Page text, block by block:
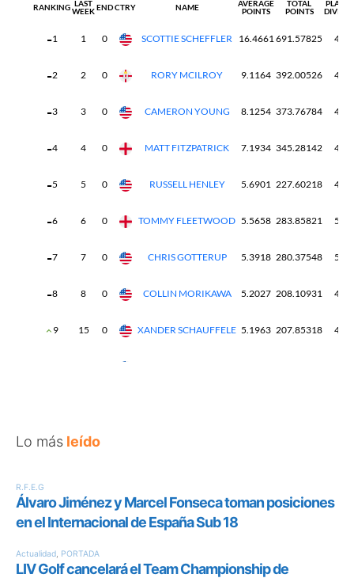
Lo más leído